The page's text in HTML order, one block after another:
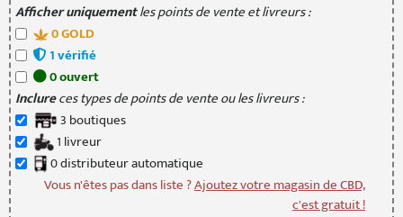
Afficher uniquementles points de vente et livreurs :
0GOLD
1vérifié
0ouvert
Inclureces types de points de vente ou les livreurs :
3 boutiques
1 livreur
0distributeurautomatique
Vous n'êtes pas dans liste ?Ajoutez votre magasin de CBD,
c'est gratuit !